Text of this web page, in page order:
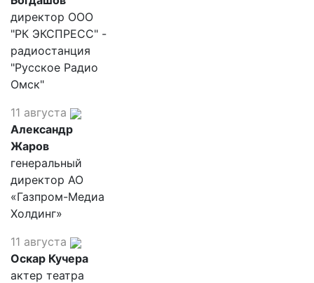
директор ООО
"РК ЭКСПРЕСС" -
радиостанция
"Русское Радио
Омск"
11 августа
Александр
Жаров
генеральный
директор АО
«Газпром-Медиа
Холдинг»
11 августа
Оскар Кучера
актер театра